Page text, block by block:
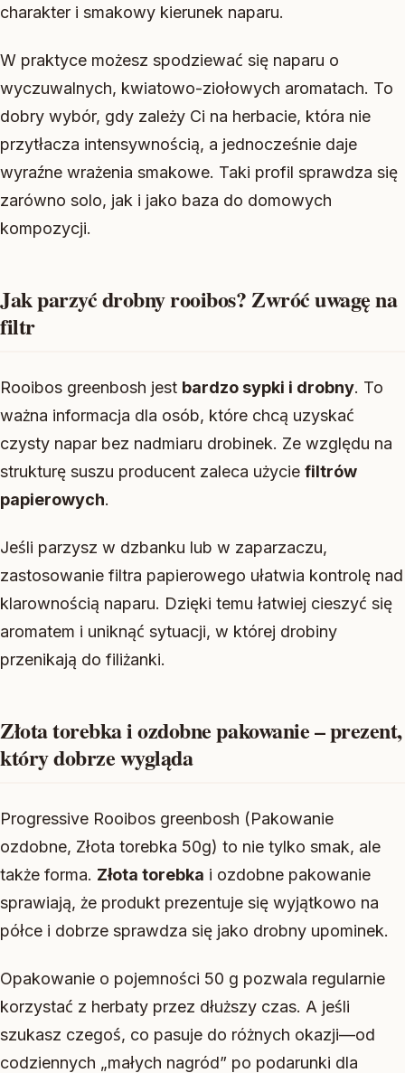
charakter i smakowy kierunek naparu.
W praktyce możesz spodziewać się naparu o
wyczuwalnych, kwiatowo-ziołowych aromatach. To
dobry wybór, gdy zależy Ci na herbacie, która nie
przytłacza intensywnością, a jednocześnie daje
wyraźne wrażenia smakowe. Taki profil sprawdza się
zarówno solo, jak i jako baza do domowych
kompozycji.
Jak parzyć drobny rooibos? Zwróć uwagę na
filtr
Rooibos greenbosh jest bardzo sypki i drobny. To
ważna informacja dla osób, które chcą uzyskać
czysty napar bez nadmiaru drobinek. Ze względu na
strukturę suszu producent zaleca użycie filtrów
papierowych.
Jeśli parzysz w dzbanku lub w zaparzaczu,
zastosowanie filtra papierowego ułatwia kontrolę nad
klarownością naparu. Dzięki temu łatwiej cieszyć się
aromatem i uniknąć sytuacji, w której drobiny
przenikają do filiżanki.
Złota torebka i ozdobne pakowanie – prezent,
który dobrze wygląda
Progressive Rooibos greenbosh (Pakowanie
ozdobne, Złota torebka 50g) to nie tylko smak, ale
także forma. Złota torebka i ozdobne pakowanie
sprawiają, że produkt prezentuje się wyjątkowo na
półce i dobrze sprawdza się jako drobny upominek.
Opakowanie o pojemności 50 g pozwala regularnie
korzystać z herbaty przez dłuższy czas. A jeśli
szukasz czegoś, co pasuje do różnych okazji—od
codziennych „małych nagród” po podarunki dla